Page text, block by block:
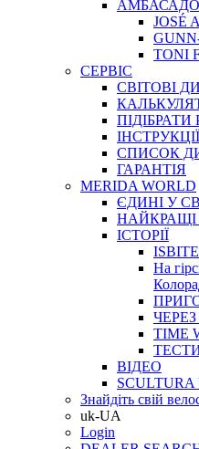
JOSÉ
TONI
СЕРВІС
СВІТОВІ
IНСТРУКЦIЇ
СПИСОК
ГАРАНТIЯ
MERIDA WORLD
ЄДИНI У
НАЙКРАЩІ
ІСТОРІЇ
На
TIME
ВІДЕО
Знайдіть свій
uk-UA
Login